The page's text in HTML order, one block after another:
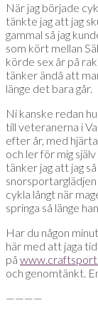
När jag började
tänkte jag att jag
gammal så jag
som kört mellan
körde sex år på
tänker ändå att
länge det bara går.
Ni kanske redan
till veteranerna i
efter år, med
och ler för mig
tänker jag att jag
snorsportarglädjen
cykla långt när
springa så länge
Har du någon
här med att jaga
på
och genomtänkt.
————